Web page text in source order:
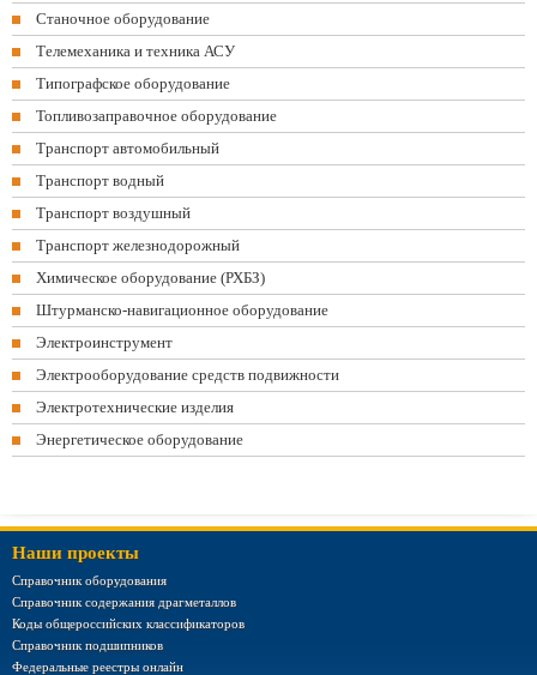
Станочное оборудование
Телемеханика и техника АСУ
Типографское оборудование
Топливозаправочное оборудование
Транспорт автомобильный
Транспорт водный
Транспорт воздушный
Транспорт железнодорожный
Химическое оборудование (РХБЗ)
Штурманско-навигационное оборудование
Электроинструмент
Электрооборудование средств подвижности
Электротехнические изделия
Энергетическое оборудование
Наши проекты
Справочник оборудования
Справочник содержания драгметаллов
Коды общероссийских классификаторов
Справочник подшипников
Федеральные реестры онлайн